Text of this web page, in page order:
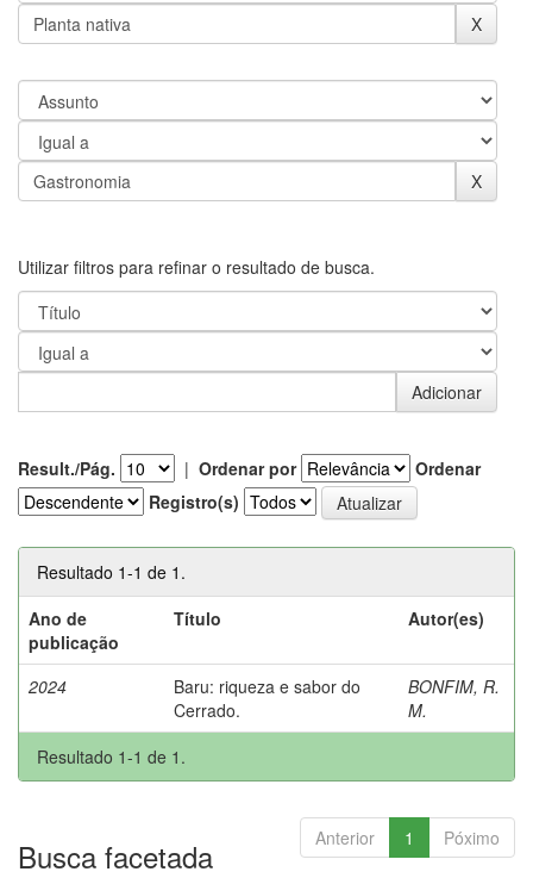
Utilizar filtros para refinar o resultado de busca.
Result./Pág. | Ordenar por
Ordenar
Registro(s)
Resultado 1-1 de 1.
Ano de
publicação
Título Autor(es)
2024
Baru: riqueza e sabor do
Cerrado.
BONFIM, R.
M.
Resultado 1-1 de 1.
Anterior 1 Póximo
Busca facetada